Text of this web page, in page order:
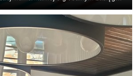
Kongresu Gosp...